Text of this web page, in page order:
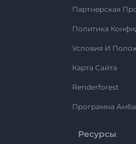
Партнерская
Политика
Условия И
Карта Сайта
Renderforest
Программа
Ресурсы